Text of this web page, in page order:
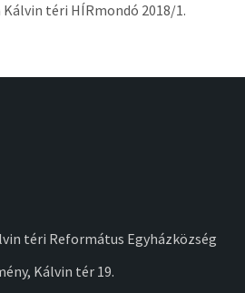
téri HÍRmondó 2018/1.
téri Református Egyházközség
Kálvin tér 19.